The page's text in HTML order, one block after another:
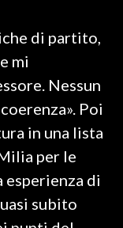
di partito,
mi
Nessun
Poi
in una lista
per le
esperienza di
subito